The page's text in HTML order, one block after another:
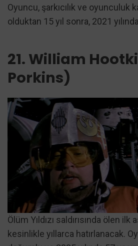
Oyuncu, şarkıcılık ve oyunculuk
olduktan 15 yıl sonra, 2021
21. William
Porkins)
Ölüm Yıldızı saldırısında ölen
kesinlikle yıllarca hatırlanacak.